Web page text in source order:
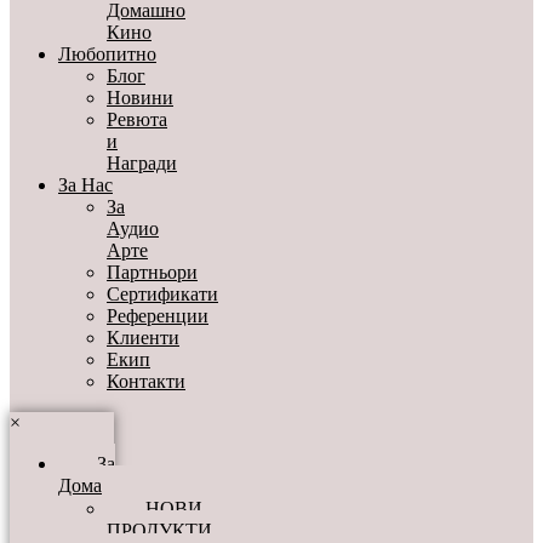
Домашно
Кино
Любопитно
Блог
Новини
Ревюта
и
Награди
За Нас
За
Аудио
Арте
Партньори
Сертификати
Референции
Клиенти
Екип
Контакти
×
За
Дома
НОВИ
ПРОДУКТИ